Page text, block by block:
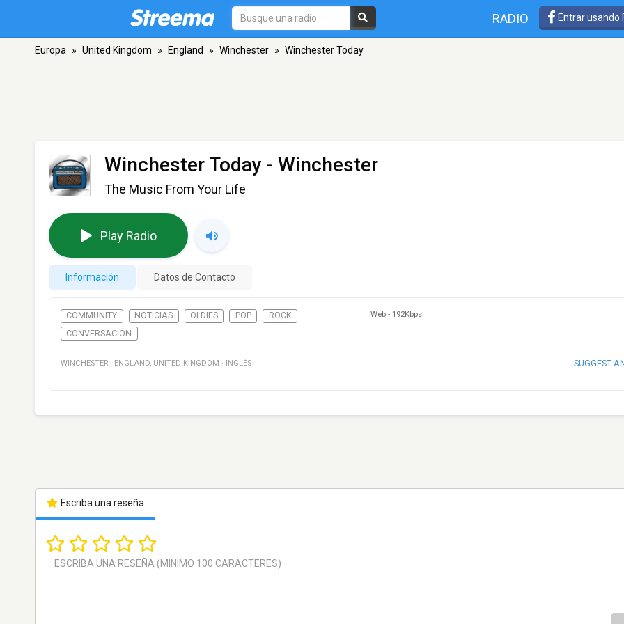
RADIO Entrar usando
Europa » United Kingdom » England » Winchester » Winchester Today
Winchester Today - Winchester
The Music From Your Life
Play Radio
Información Datos de Contacto
COMMUNITY NOTICIAS OLDIES POP
ROCK
CONVERSACIÓN
Web - 192Kbps
WINCHESTER · ENGLAND, UNITED KINGDOM · INGLÉS SUGGEST
Escriba una reseña